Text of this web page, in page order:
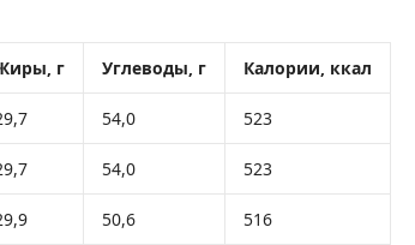
г Углеводы, г Калории, ккал
54,0 523
54,0 523
50,6 516